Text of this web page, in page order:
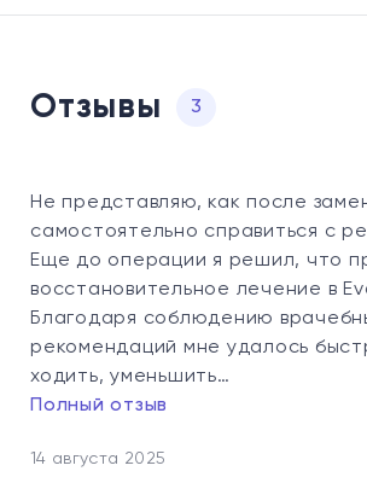
Отзывы 3
Не представляю, как после
самостоятельно справиться с
Еще до операции я решил, что
восстановительное лечение в
Благодаря соблюдению
рекомендаций мне удалось
ходить, уменьшить…
Полный отзыв
14 августа 2025